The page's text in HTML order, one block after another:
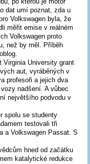
dat umí poznat, zda u
Volkswagen byla, že
měřit emise v reálném
Volkswagen proto
než by měl. Příběh
Virginia University grant
aut, vyráběných v
profesoři a jejich dva
nadšení. A vůbec
největšího podvodu v
spolu se studenty
testovali tři
a Volkswagen Passat. S
hned od začátku
katalytické redukce